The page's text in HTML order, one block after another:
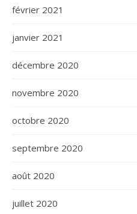
février 2021
janvier 2021
décembre 2020
novembre 2020
octobre 2020
septembre 2020
août 2020
juillet 2020